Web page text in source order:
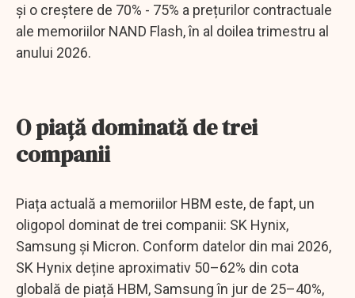
și o creștere de 70% - 75% a prețurilor contractuale
ale memoriilor NAND Flash, în al doilea trimestru al
anului 2026.
O piață dominată de trei
companii
Piața actuală a memoriilor HBM este, de fapt, un
oligopol dominat de trei companii: SK Hynix,
Samsung și Micron. Conform datelor din mai 2026,
SK Hynix deține aproximativ 50–62% din cota
globală de piață HBM, Samsung în jur de 25–40%,